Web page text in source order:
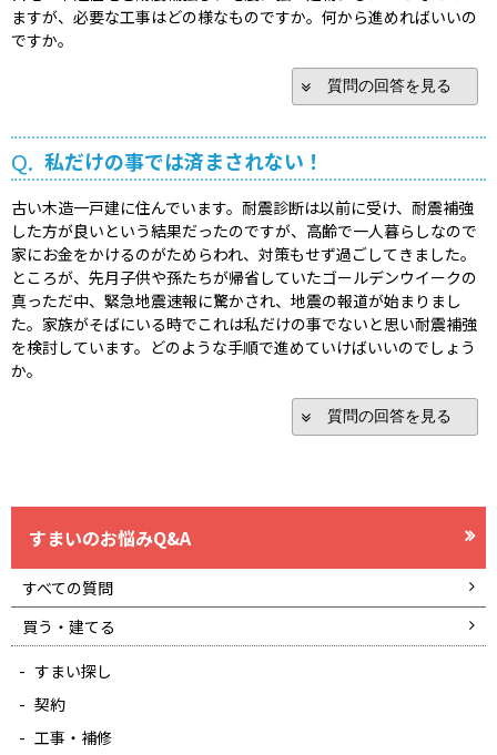
ますが、必要な工事はどの様なものですか。何から進めればいいの
ですか。
質問の回答を見る
Q. 私だけの事では済まされない！
古い木造一戸建に住んでいます。耐震診断は以前に受け、耐震補強
した方が良いという結果だったのですが、高齢で一人暮らしなので
家にお金をかけるのがためらわれ、対策もせず過ごしてきました。
ところが、先月子供や孫たちが帰省していたゴールデンウイークの
真っただ中、緊急地震速報に驚かされ、地震の報道が始まりまし
た。家族がそばにいる時でこれは私だけの事でないと思い耐震補強
を検討しています。どのような手順で進めていけばいいのでしょう
か。
質問の回答を見る
すまいのお悩みQ&A
すべての質問
買う・建てる
すまい探し
契約
工事・補修